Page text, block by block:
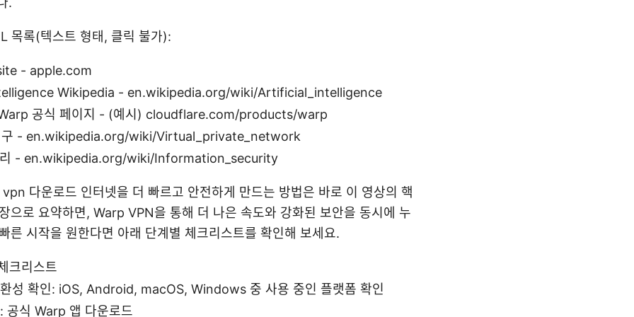
목록(텍스트 형태, 클릭 불가):
- apple.com
Wikipedia - en.wikipedia.org/wiki/Artificial_intelligence
공식 페이지 - (예시) cloudflare.com/products/warp
구 - en.wikipedia.org/wiki/Virtual_private_network
리 - en.wikipedia.org/wiki/Information_security
다운로드 인터넷을 더 빠르고 안전하게 만드는 방법은 바로 이 영상의 핵
으로 요약하면, Warp VPN을 통해 더 나은 속도와 강화된 보안을 동시에 누
른 시작을 원한다면 아래 단계별 체크리스트를 확인해 보세요.
크리스트
성 확인: iOS, Android, macOS, Windows 중 사용 중인 플랫폼 확인
공식 Warp 앱 다운로드